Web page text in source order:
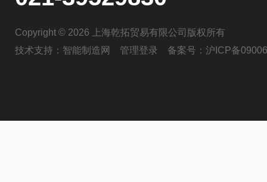
Copyright © 2026 上海乾拓贸易有限公司版权所有
技术支持： 智能制造网 管理登录 备案号： 沪ICP备